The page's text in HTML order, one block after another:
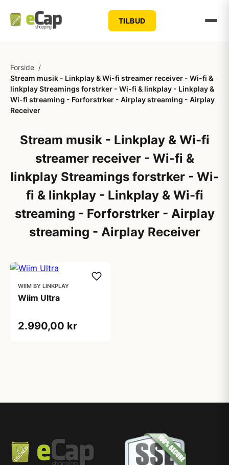
TILBUD
Forside /
Stream musik - Linkplay & Wi-fi streamer receiver - Wi-fi &
linkplay Streamings forstrker - Wi-fi & linkplay - Linkplay &
Wi-fi streaming - Forforstrker - Airplay streaming - Airplay
Receiver
Stream musik - Linkplay & Wi-fi
streamer receiver - Wi-fi &
linkplay Streamings forstrker - Wi-
fi & linkplay - Linkplay & Wi-fi
streaming - Forforstrker - Airplay
streaming - Airplay Receiver
WIIM BY LINKPLAY
Wiim Ultra
2.990,00 kr